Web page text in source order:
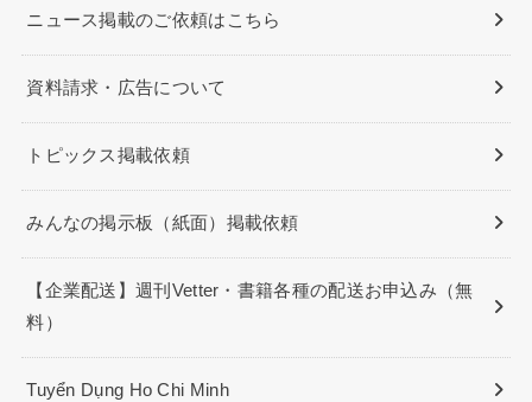
ニュース掲載のご依頼はこちら
資料請求・広告について
トピックス掲載依頼
みんなの掲示板（紙面）掲載依頼
【企業配送】週刊Vetter・書籍各種の配送お申込み（無
料）
Tuyển Dụng Ho Chi Minh